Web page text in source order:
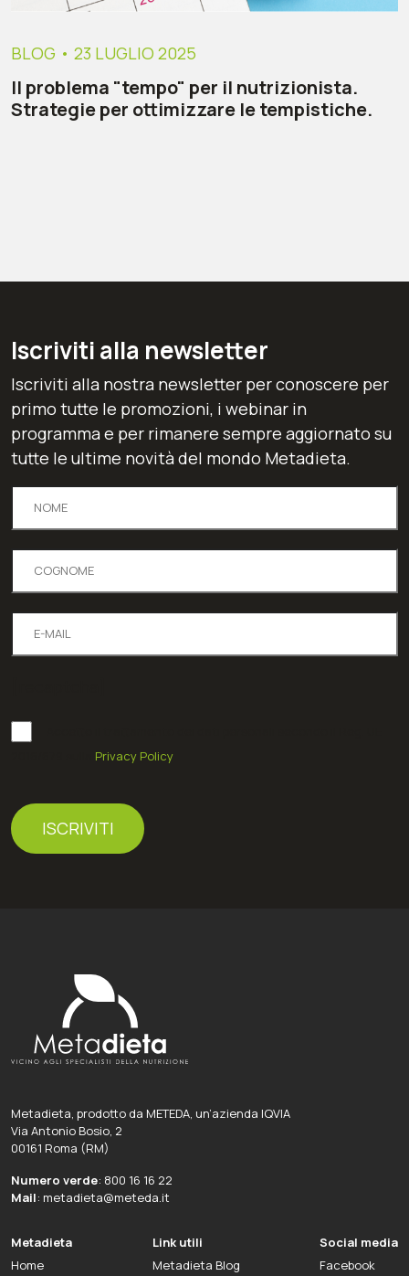
BLOG • 23 LUGLIO 2025
Il problema "tempo" per il nutrizionista.
Strategie per ottimizzare le tempistiche.
Iscriviti alla newsletter
Iscriviti alla nostra newsletter per conoscere per
primo tutte le promozioni, i webinar in
programma e per rimanere sempre aggiornato su
tutte le ultime novità del mondo Metadieta.
Privacy Policy
Metadieta
Home
Link utili
Metadieta Blog
Social media
Facebook
Metadieta, prodotto da METEDA, un’azienda IQVIA
Via Antonio Bosio, 2
00161 Roma (RM)
Numero verde: 800 16 16 22
Mail: metadieta@meteda.it